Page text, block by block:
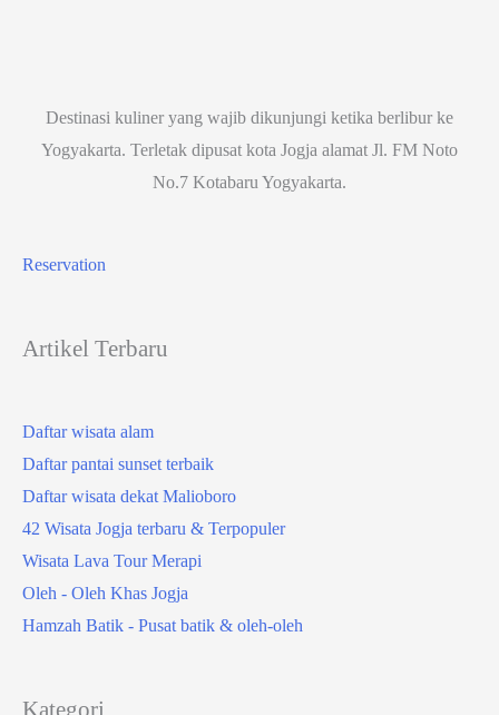
Destinasi kuliner yang wajib dikunjungi ketika berlibur ke
Yogyakarta. Terletak dipusat kota Jogja alamat Jl. FM Noto
No.7 Kotabaru Yogyakarta.
Reservation
Artikel Terbaru
Daftar wisata alam
Daftar pantai sunset terbaik
Daftar wisata dekat Malioboro
42 Wisata Jogja terbaru & Terpopuler
Wisata Lava Tour Merapi
Oleh - Oleh Khas Jogja
Hamzah Batik - Pusat batik & oleh-oleh
Kategori